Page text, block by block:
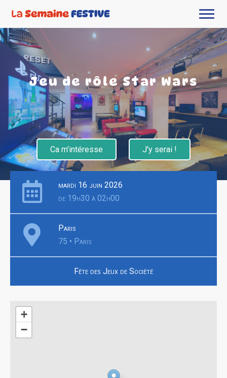
Jeu de rôle Star Wars
Ca m'intéresse J'y serai !
mardi 16 juin 2026
de 19h30 à 02h00
Paris
75 • Paris
Fête des Jeux de Société
+
−